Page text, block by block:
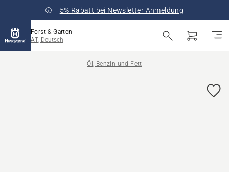
5% Rabatt bei Newsletter Anmeldung
Forst & Garten
AT, Deutsch
Öl, Benzin und Fett